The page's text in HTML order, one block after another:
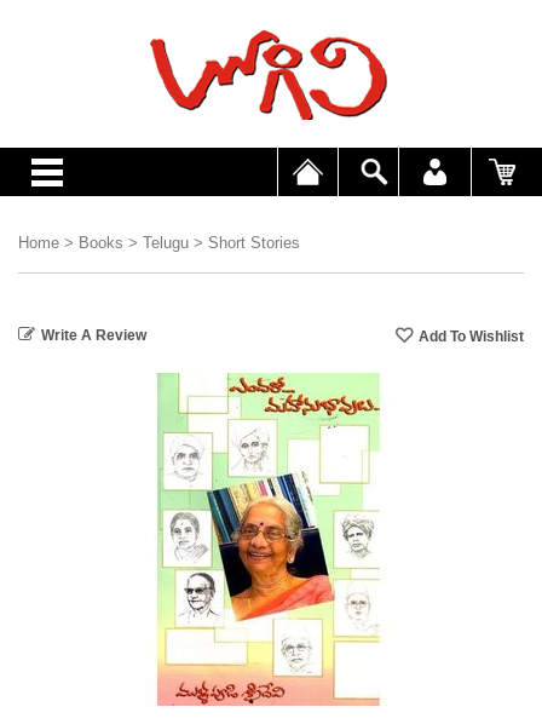
Home > Books > Telugu > Short Stories
Write A Review